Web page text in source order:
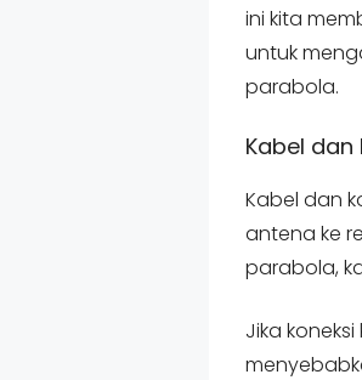
ini kita
untuk
parabola.
Kabel
Kabel dan
antena ke
parabola,
Jika